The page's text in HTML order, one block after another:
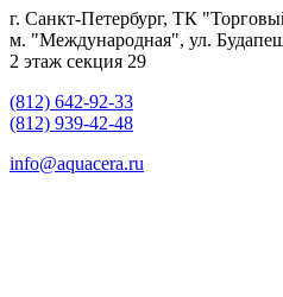
г. Санкт-Петербург, ТК
м. "Международная", ул.
2 этаж секция 29
(812) 642-92-33
(812) 939-42-48
info@aquacera.ru